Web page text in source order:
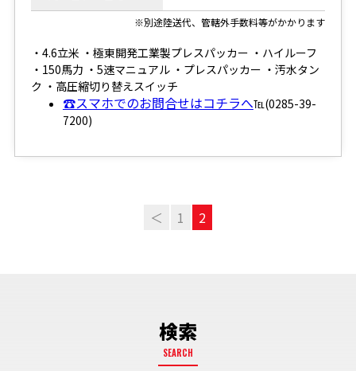
※別途陸送代、管轄外手数料等がかかります
・4.6立米 ・極東開発工業製プレスパッカー ・ハイルーフ
・150馬力 ・5速マニュアル ・プレスパッカー ・汚水タン
ク ・高圧縮切り替えスイッチ
☎スマホでのお問合せはコチラへ℡(0285-39-
7200)
＜ 1 2
検索
SEARCH